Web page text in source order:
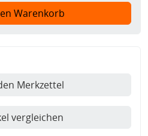
Warenkorb
Merkzettel
vergleichen